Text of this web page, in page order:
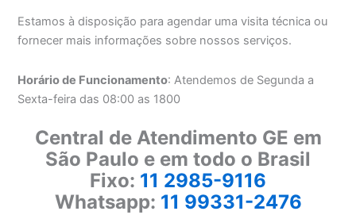
Estamos à disposição para agendar uma visita técnica ou
fornecer mais informações sobre nossos serviços.
Horário de Funcionamento: Atendemos de Segunda a
Sexta-feira das 08:00 as 1800
Central de Atendimento GE em
São Paulo e em todo o Brasil
Fixo: 11 2985-9116
Whatsapp: 11 99331-2476